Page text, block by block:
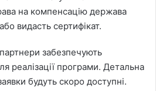
на компенсацію держава
видасть сертифікат.
забезпечують
реалізації програми. Детальна
будуть скоро доступні.